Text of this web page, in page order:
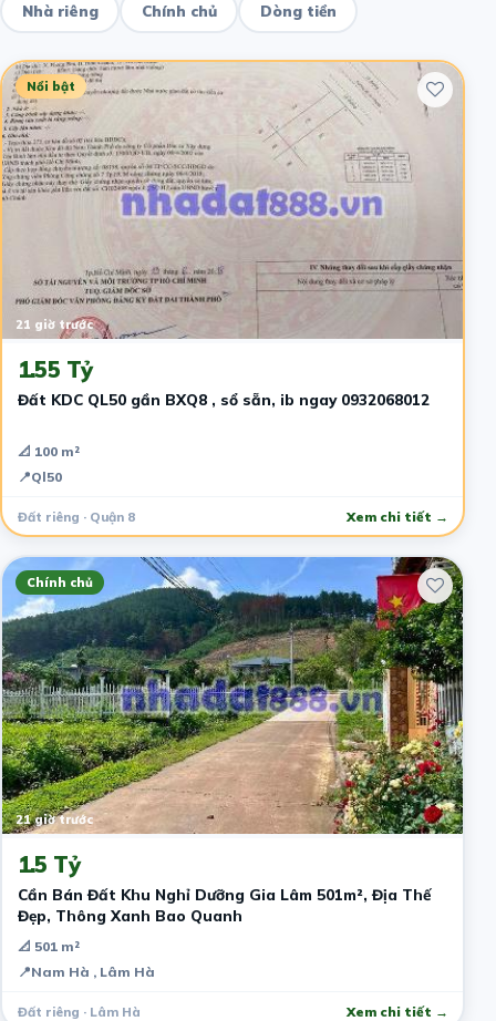
Nhà riêng Chính chủ Dòng tiền
Nổi bật
21 giờ trước
1.55 Tỷ
Đất KDC QL50 gần BXQ8 , sổ sẵn, ib ngay 0932068012
📐 100 m²
📍Ql50
Đất riêng · Quận 8 Xem chi tiết →
Chính chủ
21 giờ trước
1.5 Tỷ
Cần Bán Đất Khu Nghỉ Dưỡng Gia Lâm 501m², Địa Thế
Đẹp, Thông Xanh Bao Quanh
📐 501 m²
📍Nam Hà , Lâm Hà
Đất riêng · Lâm Hà Xem chi tiết →